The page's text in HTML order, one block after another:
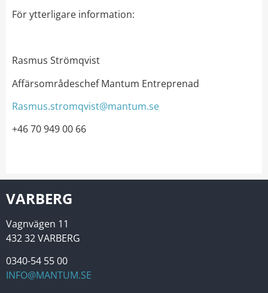
För ytterligare information:
Rasmus Strömqvist
Affärsområdeschef Mantum Entreprenad
Rasmus.stromqvist@mantum.se
+46 70 949 00 66
VARBERG
Vagnvägen 11
432 32 VARBERG
0340-54 55 00
INFO@MANTUM.SE